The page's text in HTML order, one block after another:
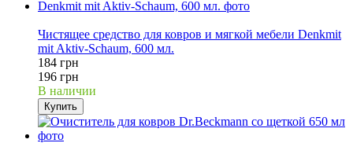
Чистящее средство для ковров и мягкой мебели Denkmit
mit Aktiv-Schaum, 600 мл.
184 грн
196 грн
В наличии
Купить